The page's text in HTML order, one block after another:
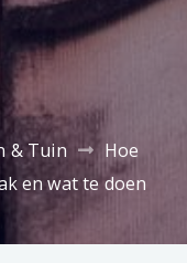
& Tuin
Hoe
en wat te doen